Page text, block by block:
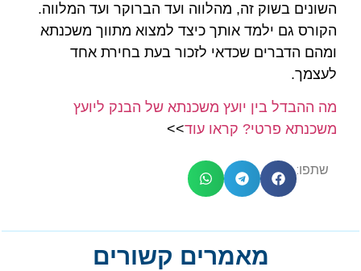
השונים בשוק זה, מהלווה ועד הברוקר ועד המלווה.
הקורס גם ילמד אותך כיצד למצוא מתווך משכנתא
ומהם הדברים שכדאי לזכור בעת בחירת אחד
לעצמך.
מה ההבדל בין יועץ משכנתא של הבנק ליועץ
משכנתא פרטי? קראו עוד>>
שתפו:
מאמרים קשורים